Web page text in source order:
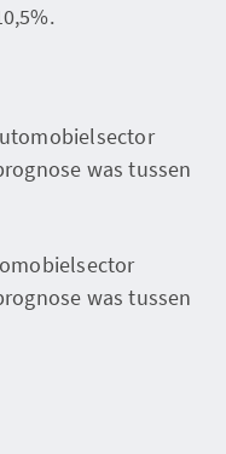
was tussen
was tussen